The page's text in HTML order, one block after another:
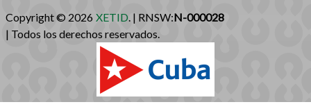
Copyright © 2026 XETID . | RNSW:N-000028
| Todos los derechos reservados.‎